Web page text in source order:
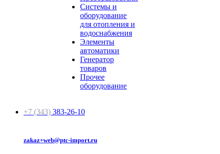
Системы и
оборудование
для отопления и
водоснабжения
Элементы
автоматики
Генератор
товаров
Прочее
оборудование
+7 (343) 383-26-10
zakaz+web@ptc-import.ru